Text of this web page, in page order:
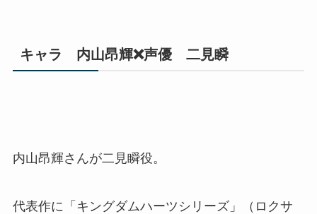
キャラ 内山昂輝❌声優 二見瞬
内山昂輝さんが二見瞬役。
代表作に「キングダムハーツシリーズ」（ロクサ